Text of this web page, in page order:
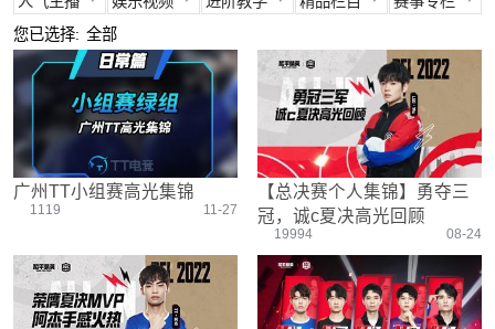
所有
不求人
难言
奇怪君
晚玉
娱乐精英
情感电台
真人搞笑
带妹大作战
我的憨队友
身法教学
武器装备
操作意识
刚枪技巧
野点发育
载具解析
游戏设置
压枪教学
官方视频
燃烧吧大局观
盒子有话说
快来扶我
作死鸽
精英测评师
精英操作篇
主播搞笑篇
欢乐时刻
PEC
TGA
PEGI
其他赛事
战队选手
赛事回放
精彩集锦
您已选择: 全部
广州TT小组赛高光集锦
1119 11-27
【总决赛个人集锦】勇夺三
冠，诚c夏决高光回顾
19994 08-24